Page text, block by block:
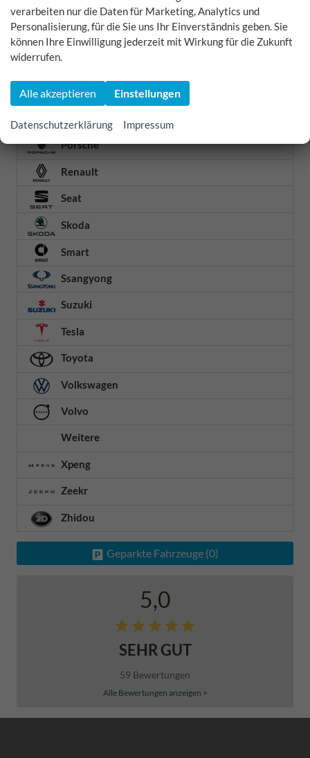
Nissan
Omoda
Opel
Peugeot
Polestar
Porsche
Renault
Seat
Skoda
Smart
Ssangyong
Suzuki
Tesla
Toyota
Volkswagen
Volvo
Weitere
Xpeng
Zeekr
Zhidou
Geparkte Fahrzeuge (0)
5,0
SEHR GUT
59 Bewertungen
Alle Bewertungen anzeigen >
verarbeiten nur die Daten für Marketing, Analytics und
Personalisierung, für die Sie uns Ihr Einverständnis geben. Sie
können Ihre Einwilligung jederzeit mit Wirkung für die Zukunft
widerrufen.
Alle akzeptieren Einstellungen
Datenschutzerklärung Impressum